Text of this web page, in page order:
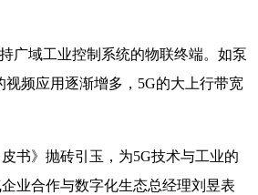
广域工业控制系统的物联终端。如泵
频应用逐渐增多，5G的大上行带宽
书》抛砖引玉，为5G技术与工业的
业合作与数字化生态总经理刘昱表